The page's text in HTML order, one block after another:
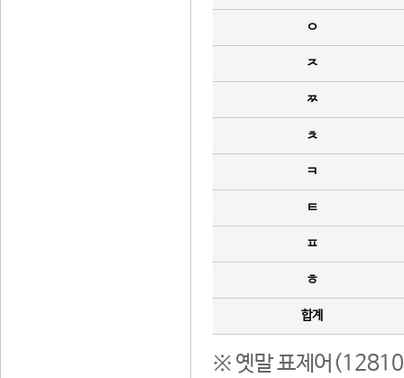
ㅇ
ㅈ
ㅉ
ㅊ
ㅋ
ㅌ
ㅍ
ㅎ
합계
※ 옛말 표제어(12810